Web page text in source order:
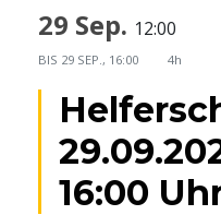
29 Sep. 12:00
BIS 29 SEP., 16:00 4h
16:00